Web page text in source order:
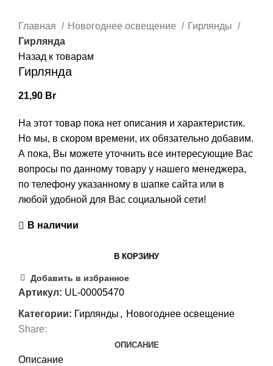
Главная
Новогоднее освещение
Гирлянды
Гирлянда
Назад к товарам
Гирлянда
21,90 Br
На этот товар пока нет описания и характеристик.
Но мы, в скором времени, их обязательно добавим.
А пока, Вы можете уточнить все интересующие Вас
вопросы по данному товару у нашего менеджера,
по телефону указанному в шапке сайта или в
любой удобной для Вас социальной сети!
В наличии
В КОРЗИНУ
Добавить в избранное
Артикул: UL-00005470
Категории: Гирлянды , Новогоднее освещение
Share:
ОПИСАНИЕ
Описание